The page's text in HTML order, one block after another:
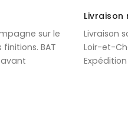
sur le
BAT
Livraison
Loir-et-